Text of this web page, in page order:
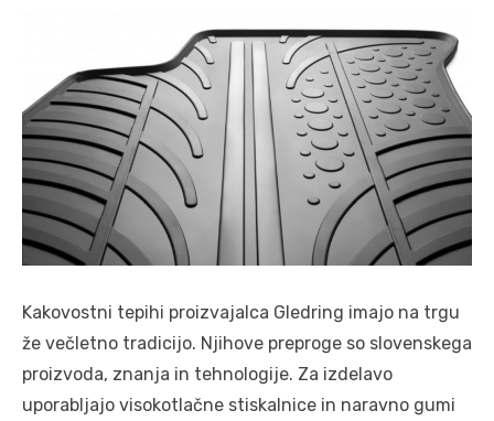
Kakovostni tepihi proizvajalca Gledring imajo na trgu
že večletno tradicijo. Njihove preproge so slovenskega
proizvoda, znanja in tehnologije. Za izdelavo
uporabljajo visokotlačne stiskalnice in naravno gumi